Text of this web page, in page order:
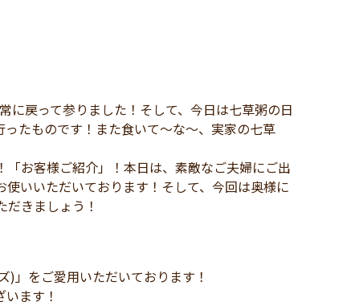
戻って参りました！そして、今日は七草粥の日
たものです！また食いて～な～、実家の七草
お客様ご紹介」！本日は、素敵なご夫婦にご出
いいただいております！そして、今回は奥様に
きましょう！
」をご愛用いただいております！
ます！